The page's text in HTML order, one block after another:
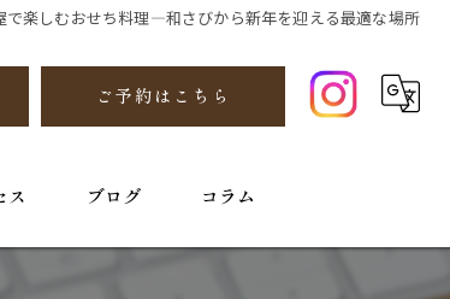
で楽しむおせち料理—和さびから新年を迎える最適な場所
ご予約はこちら
ス ブログ コラム